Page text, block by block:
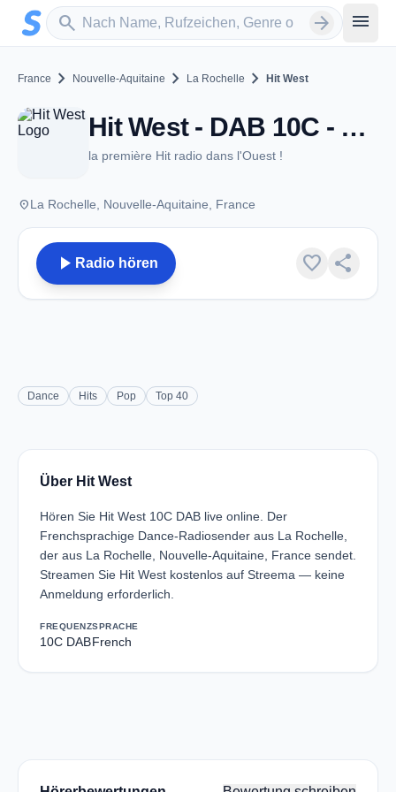
Zum Hauptinhalt springen
search
Sender suchen arrow_forward menu
France chevron_right Nouvelle-Aquitaine chevron_right La Rochelle chevron_right Hit West
Hit West - DAB 10C - La Rochelle
la première Hit radio dans l'Ouest !
placeLa Rochelle, Nouvelle-Aquitaine, France
play_arrow Radio hören favorite share
Dance Hits Pop Top 40
Über Hit West
Hören Sie Hit West 10C DAB live online. Der
Frenchsprachige Dance-Radiosender aus La Rochelle,
der aus La Rochelle, Nouvelle-Aquitaine, France sendet.
Streamen Sie Hit West kostenlos auf Streema — keine
Anmeldung erforderlich.
FREQUENZ
10C DAB
SPRACHE
French